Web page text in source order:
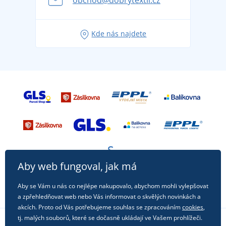
Kde nás najdete
Aby web fungoval, jak má
Aby se Vám u nás co nejlépe nakupovalo, abychom mohli vylepšovat
a zpřehledňovat web nebo Vás informovat o skvělých novinkách a
akcích. Proto od Vás potřebujeme souhlas se zpracovánímcookies,
tj. malých souborů, které se dočasně ukládají ve Vašem prohlížeči.